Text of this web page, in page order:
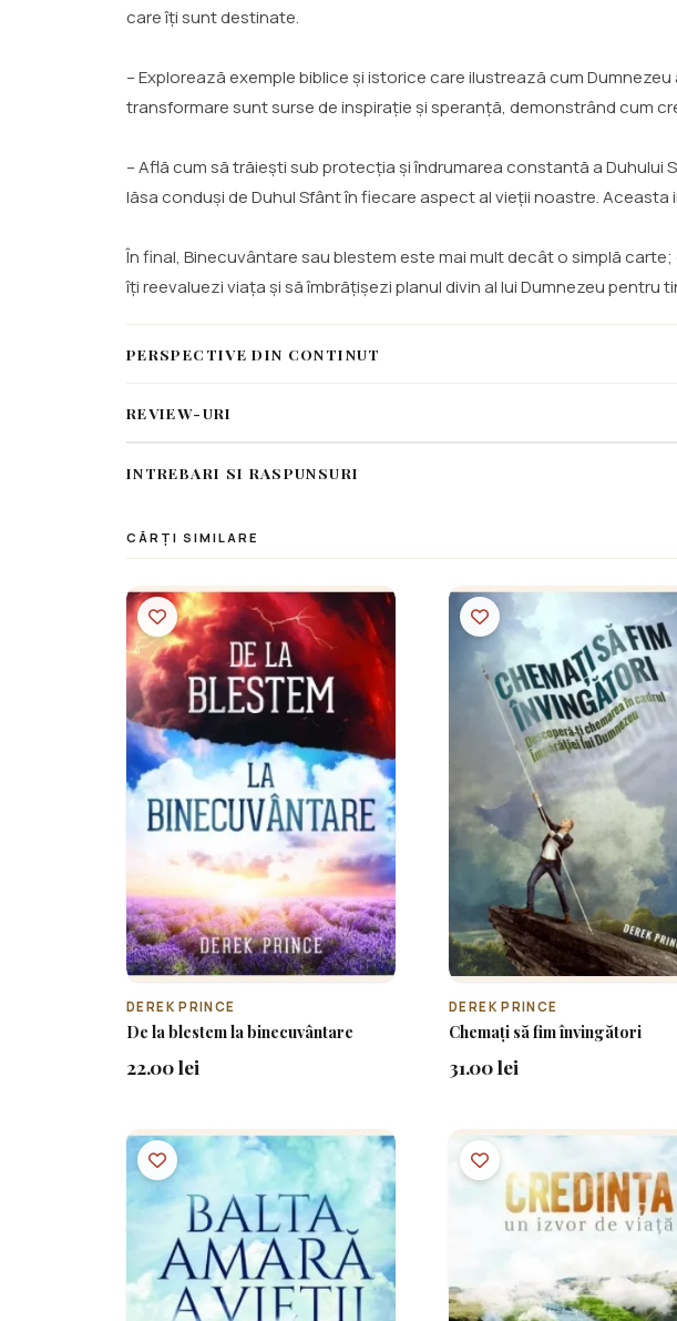
care îți sunt destinate.
– Explorează exemple biblice și istorice care ilustrează cum
transformare sunt surse de inspirație și speranță, demonstrând cum
– Află cum să trăiești sub protecția și îndrumarea constantă a Duhului
lăsa conduși de Duhul Sfânt în fiecare aspect al vieții noastre.
În final, Binecuvântare sau blestem este mai mult decât o simplă
îți reevaluezi viața și să îmbrățișezi planul divin al lui Dumnezeu
PERSPECTIVE DIN CONTINUT
REVIEW-URI
INTREBARI SI RASPUNSURI
CĂRȚI SIMILARE
DEREK PRINCE
De la blestem la binecuvântare
22.00 lei
DEREK PRINCE
Chemați să fim învingători
31.00 lei